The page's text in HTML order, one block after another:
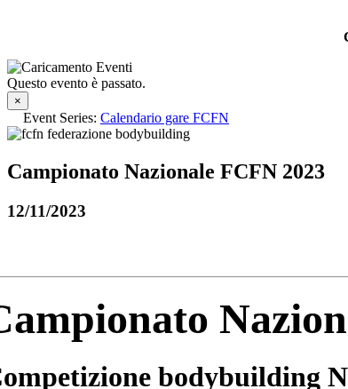
Questo evento è passato.
×
Event Series: Calendario gare FCFN
Campionato Nazionale FCFN 2023
12/11/2023
bodybuilding